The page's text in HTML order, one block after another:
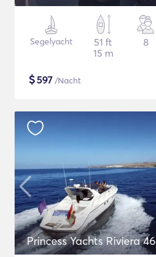
Segelyacht
51 ft
15 m
8
$597 /Nacht
Princess Yachts Riviera 46